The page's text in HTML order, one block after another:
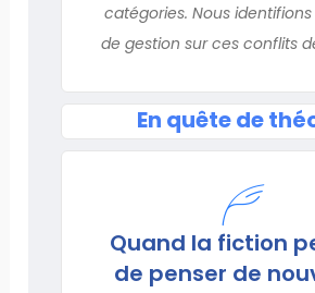
catégories. Nous
de gestion sur ces conflits
En quête de
Quand la fiction
de penser de